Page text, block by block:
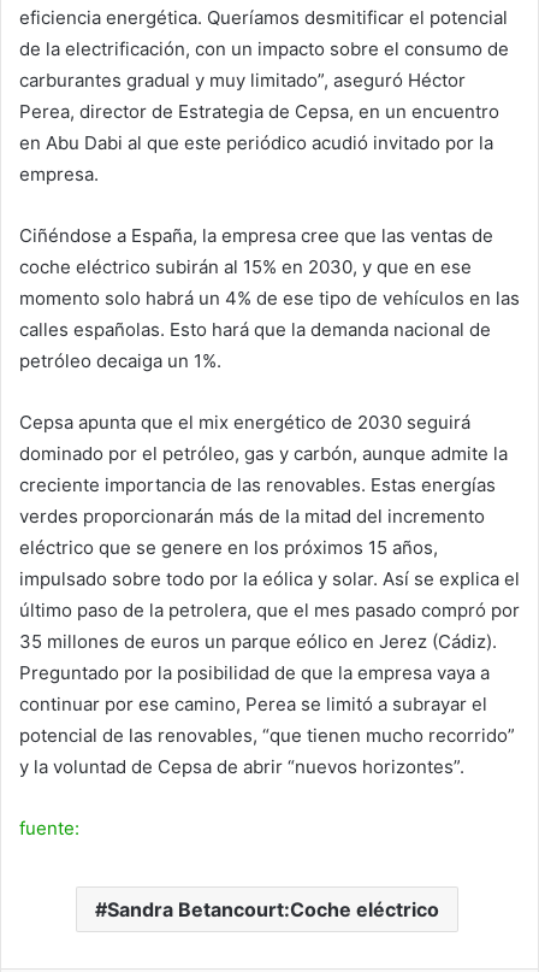
eficiencia energética. Queríamos desmitificar el potencial
de la electrificación, con un impacto sobre el consumo de
carburantes gradual y muy limitado”, aseguró Héctor
Perea, director de Estrategia de Cepsa, en un encuentro
en Abu Dabi al que este periódico acudió invitado por la
empresa.
Ciñéndose a España, la empresa cree que las ventas de
coche eléctrico subirán al 15% en 2030, y que en ese
momento solo habrá un 4% de ese tipo de vehículos en las
calles españolas. Esto hará que la demanda nacional de
petróleo decaiga un 1%.
Cepsa apunta que el mix energético de 2030 seguirá
dominado por el petróleo, gas y carbón, aunque admite la
creciente importancia de las renovables. Estas energías
verdes proporcionarán más de la mitad del incremento
eléctrico que se genere en los próximos 15 años,
impulsado sobre todo por la eólica y solar. Así se explica el
último paso de la petrolera, que el mes pasado compró por
35 millones de euros un parque eólico en Jerez (Cádiz).
Preguntado por la posibilidad de que la empresa vaya a
continuar por ese camino, Perea se limitó a subrayar el
potencial de las renovables, “que tienen mucho recorrido”
y la voluntad de Cepsa de abrir “nuevos horizontes”.
fuente:
Sandra Betancourt:Coche eléctrico